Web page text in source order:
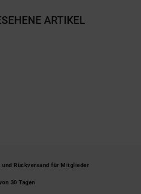
ARTIKEL
und Rückversand für Mitglieder
30 Tagen